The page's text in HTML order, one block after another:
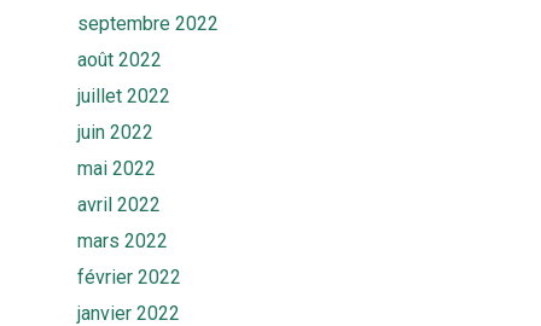
septembre 2022
août 2022
juillet 2022
juin 2022
mai 2022
avril 2022
mars 2022
février 2022
janvier 2022